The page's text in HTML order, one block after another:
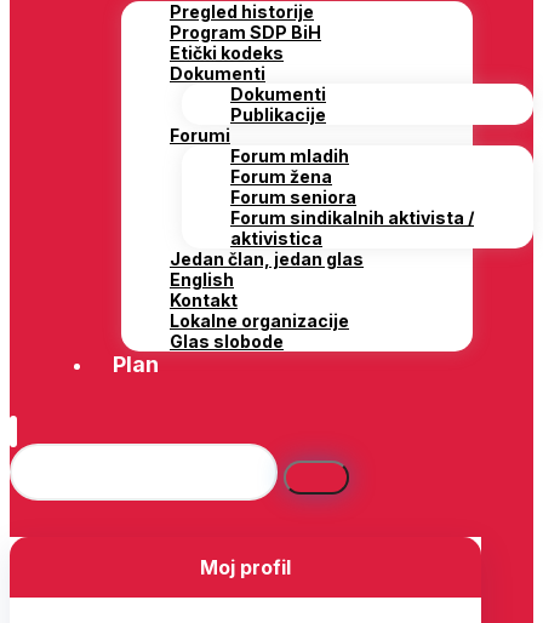
Pregled historije
Program SDP BiH
Etički kodeks
Dokumenti
Dokumenti
Publikacije
Forumi
Forum mladih
Forum žena
Forum seniora
Forum sindikalnih aktivista /
aktivistica
Jedan član, jedan glas
English
Kontakt
Lokalne organizacije
Glas slobode
Plan
Moj profil